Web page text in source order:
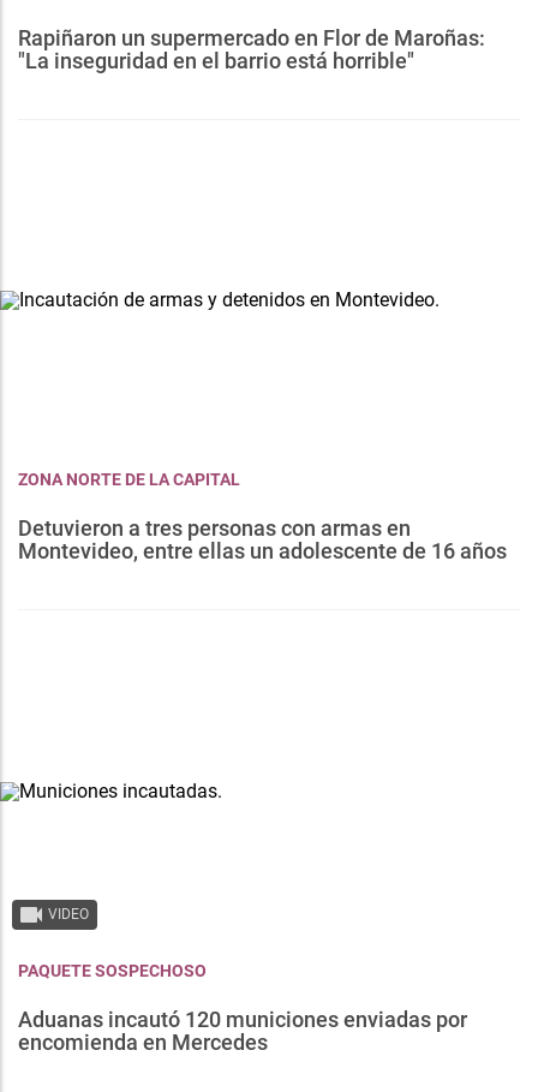
Rapiñaron un supermercado en Flor de Maroñas:
"La inseguridad en el barrio está horrible"
ZONA NORTE DE LA CAPITAL
Detuvieron a tres personas con armas en
Montevideo, entre ellas un adolescente de 16 años
VIDEO
PAQUETE SOSPECHOSO
Aduanas incautó 120 municiones enviadas por
encomienda en Mercedes